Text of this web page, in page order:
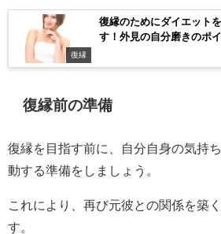
復縁
復縁のためにダイエット
す！外見の自分磨きのポ
復縁前の準備
復縁を目指す前に、自分自身の気持
動する準備をしましょう。
これにより、再び元彼との関係を築
す。